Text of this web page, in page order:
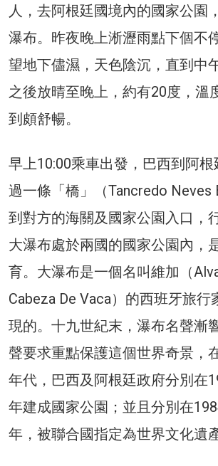
人，去阿根廷國境內的國家公園
瀑布。昨夜晚上淅瀝雨點下個不
望地下儘濕，天色陰沉，直到中
之後放晴至晚上，約有20度，溫
到頗舒暢。
早上10:00乘車出發，巴西到阿
過一條「橋」（Tancredo Neves
到對方的海關及國家公園入口，
大瀑布處於兩國的國家公園內，
育。大瀑布是一個名叫維加（
Cabeza De Vaca）的西班牙旅行
現的。十九世紀末，瀑布名聲漸
聲要求重點保護這個世界奇景，
年代，巴西及阿根廷政府分別在
年建成國家公園；並且分別在
年，被聯合國指定為世界文化遺產